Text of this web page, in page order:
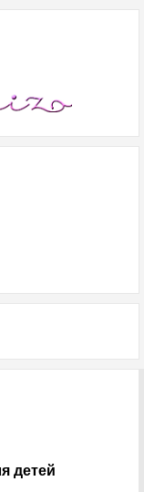
детей